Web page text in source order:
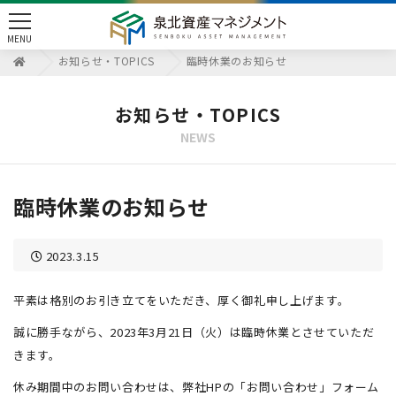
toggle
navigation
MENU
お知らせ・TOPICS 臨時休業のお知らせ
お知らせ・TOPICS
NEWS
臨時休業のお知らせ
2023.3.15
平素は格別のお引き立てをいただき、厚く御礼申し上げます。
誠に勝手ながら、2023年3月21日（火）は臨時休業とさせていただ
きます。
休み期間中のお問い合わせは、弊社HPの「お問い合わせ」フォーム